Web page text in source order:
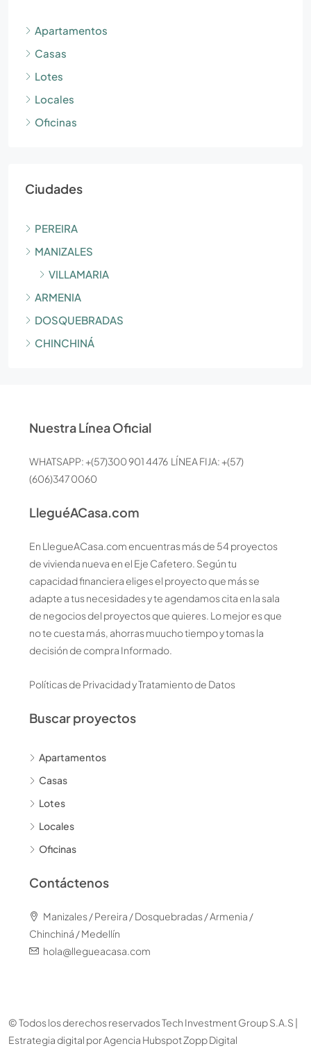
Apartamentos
Casas
Lotes
Locales
Oficinas
Ciudades
PEREIRA
MANIZALES
VILLAMARIA
ARMENIA
DOSQUEBRADAS
CHINCHINÁ
Nuestra Línea Oficial
WHATSAPP: +(57)300 901 4476 LÍNEA FIJA: +(57)
(606)347 0060
LleguéACasa.com
En LlegueACasa.com encuentras más de 54 proyectos
de vivienda nueva en el Eje Cafetero. Según tu
capacidad financiera eliges el proyecto que más se
adapte a tus necesidades y te agendamos cita en la sala
de negocios del proyectos que quieres. Lo mejor es que
no te cuesta más, ahorras muucho tiempo y tomas la
decisión de compra Informado.
Políticas de Privacidad y Tratamiento de Datos
Buscar proyectos
Apartamentos
Casas
Lotes
Locales
Oficinas
Contáctenos
Manizales / Pereira / Dosquebradas / Armenia /
Chinchiná / Medellín
hola@llegueacasa.com
© Todos los derechos reservados Tech Investment Group S.A.S |
Estrategia digital porAgencia Hubspot Zopp Digital